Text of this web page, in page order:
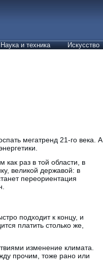
Наука и техника Искусство
мегатренд 21-го века. А
как раз в той области, в
великой державой: в
переориентация
подходит к концу, и
платить столько же,
изменение климата.
прочим, тоже рано или